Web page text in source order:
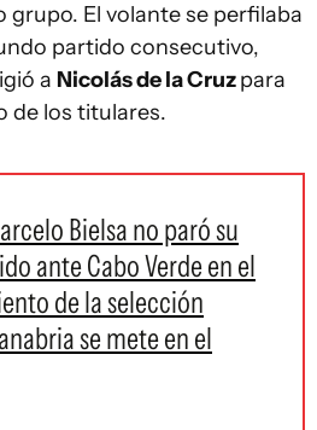
grupo. El volante se perfilaba
partido consecutivo,
a Nicolás de la Cruzpara
de los titulares.
Bielsa no paró su
ante Cabo Verde en el
de la selección
se mete en el